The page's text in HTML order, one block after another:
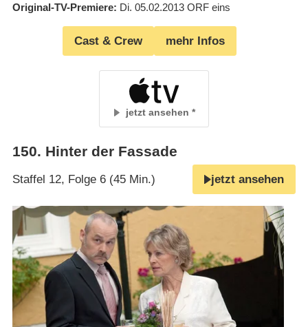
Original-TV-Premiere Di. 05.02.2013 ORF eins
Cast & Crew mehr Infos
jetzt ansehen
150. Hinter der Fassade
Staffel 12, Folge 6 (45 Min.) jetzt ansehen